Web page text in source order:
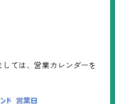
ては、営業カレンダーを